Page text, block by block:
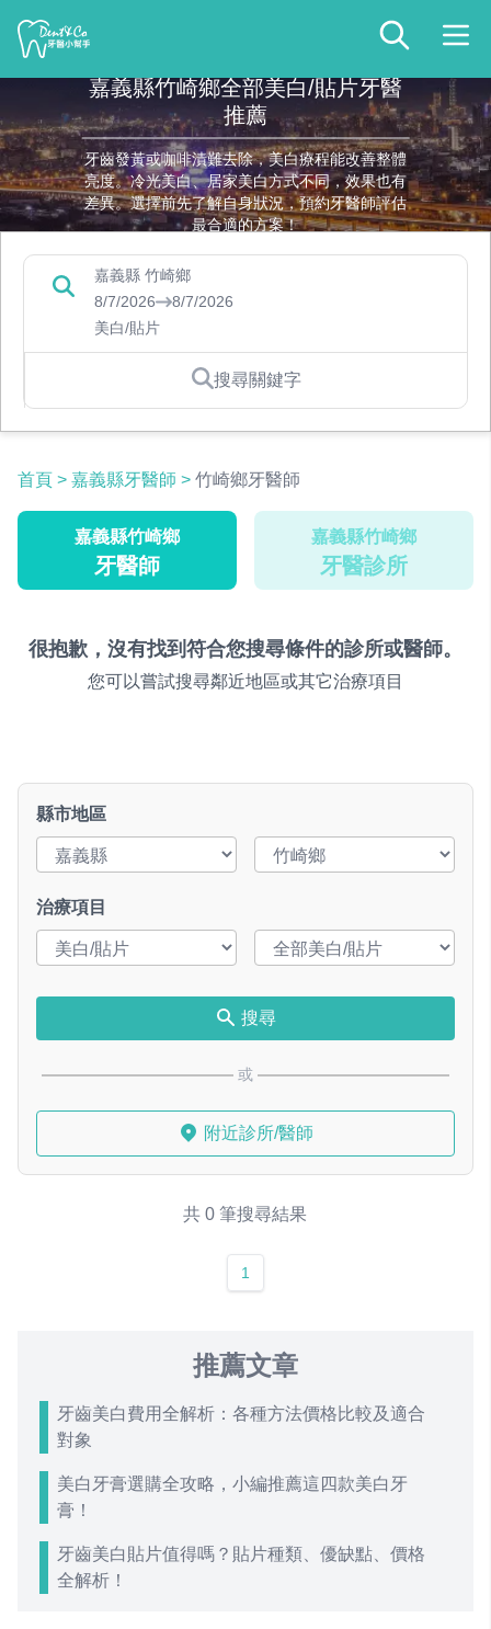
嘉義縣竹崎鄉全部美白/貼片牙醫
推薦
牙齒發黃或咖啡漬難去除，美白療程能改善整體
亮度。冷光美白、居家美白方式不同，效果也有
差異。選擇前先了解自身狀況，預約牙醫師評估
最合適的方案！
嘉義縣 竹崎鄉
8/7/2026
8/7/2026
美白/貼片
搜尋關鍵字
首頁 > 嘉義縣牙醫師 > 竹崎鄉牙醫師
嘉義縣竹崎鄉
牙醫師
嘉義縣竹崎鄉
牙醫診所
很抱歉，沒有找到符合您搜尋條件的診所或醫師。
您可以嘗試搜尋鄰近地區或其它治療項目
縣市地區
治療項目
搜尋
或
附近診所/醫師
共 0 筆搜尋結果
1
推薦文章
牙齒美白費用全解析：各種方法價格比較及適合
對象
美白牙膏選購全攻略，小編推薦這四款美白牙
膏！
牙齒美白貼片值得嗎？貼片種類、優缺點、價格
全解析！